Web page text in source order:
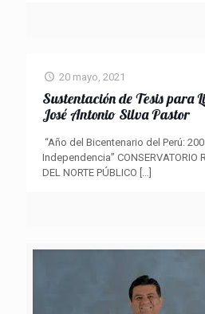
20 mayo, 2021
Sustentación de Tesis para
José Antonio Silva Pastor
“Año del Bicentenario del Perú:
Independencia” CONSERVATORIO
DEL NORTE PÚBLICO […]